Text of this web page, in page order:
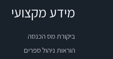
מידע מקצועי
ביקורת מס הכנסה
הוראות ניהול ספרים